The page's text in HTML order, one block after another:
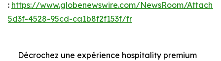
: https://www.globenewswire.com/NewsRoom/
5d3f-4528-95cd-ca1b8f2f153f/fr
Décrochez une expérience hospitality premium